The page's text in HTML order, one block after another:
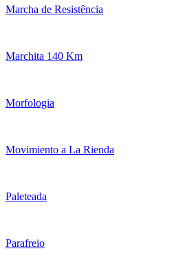
Marcha de Resistência
Marchita 140 Km
Morfologia
Movimiento a La Rienda
Paleteada
Parafreio